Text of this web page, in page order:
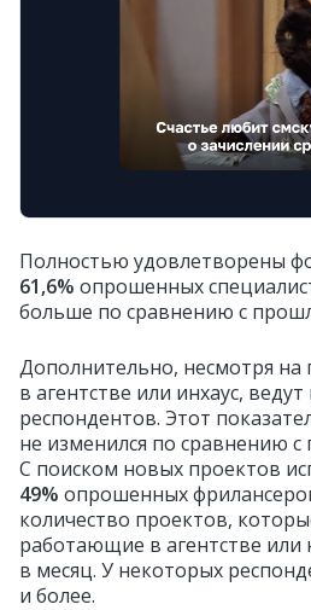
Полностью удовлетворены
61,6% опрошенных
больше по сравнению с
Дополнительно, несмотря на
в агентстве или инхаус,
респондентов. Этот
не изменился по сравнению
С поиском новых проектов
49% опрошенных
количество проектов,
работающие в агентстве или
в месяц. У некоторых
и более.